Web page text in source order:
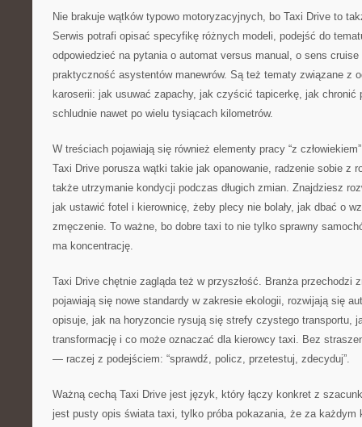
Nie brakuje wątków typowo motoryzacyjnych, bo Taxi Drive to
Serwis potrafi opisać specyfikę różnych modeli, podejść do
odpowiedzieć na pytania o automat versus manual, o sens
praktyczność asystentów manewrów. Są też tematy związane z
karoserii: jak usuwać zapachy, jak czyścić tapicerkę, jak chronić
schludnie nawet po wielu tysiącach kilometrów.
W treściach pojawiają się również elementy pracy “z
Taxi Drive porusza wątki takie jak opanowanie, radzenie sobie z
także utrzymanie kondycji podczas długich zmian. Znajdziesz
jak ustawić fotel i kierownicę, żeby plecy nie bolały, jak dbać o
zmęczenie. To ważne, bo dobre taxi to nie tylko sprawny
ma koncentrację.
Taxi Drive chętnie zagląda też w przyszłość. Branża przechodzi
pojawiają się nowe standardy w zakresie ekologii, rozwijają się
opisuje, jak na horyzoncie rysują się strefy czystego transportu,
transformację i co może oznaczać dla kierowcy taxi. Bez
— raczej z podejściem: “sprawdź, policz, przetestuj, zdecyduj”.
Ważną cechą Taxi Drive jest język, który łączy konkret z
jest pusty opis świata taxi, tylko próba pokazania, że za każdym